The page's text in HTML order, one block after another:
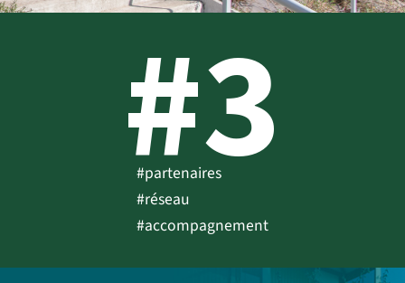
#3
#partenaires
#réseau
#accompagnement